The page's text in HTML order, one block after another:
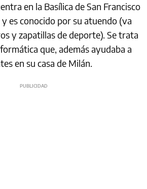
en la Basílica de San Francisco
es conocido por su atuendo (va
y zapatillas de deporte). Se trata
que, además ayudaba a
en su casa de Milán.